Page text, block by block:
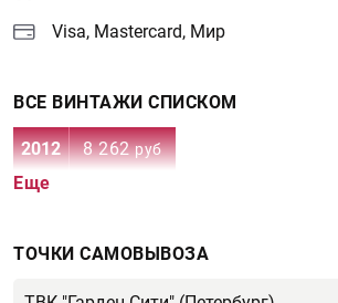
Visa, Mastercard, Мир
ВСЕ ВИНТАЖИ СПИСКОМ
2012 8 262руб
Еще
ТОЧКИ САМОВЫВОЗА